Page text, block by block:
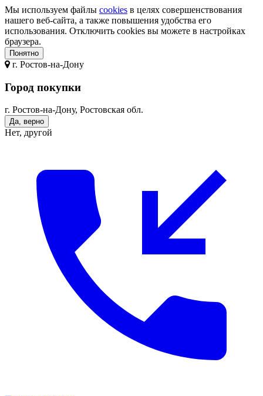
Мы используем файлы cookies в целях совершенствования
нашего веб-сайта, а также повышения удобства его
использования. Отключить cookies вы можете в настройках
браузера.
Понятно
г. Ростов-на-Дону
Город покупки
г. Ростов-на-Дону, Ростовская обл.
Да, верно
Нет, другой